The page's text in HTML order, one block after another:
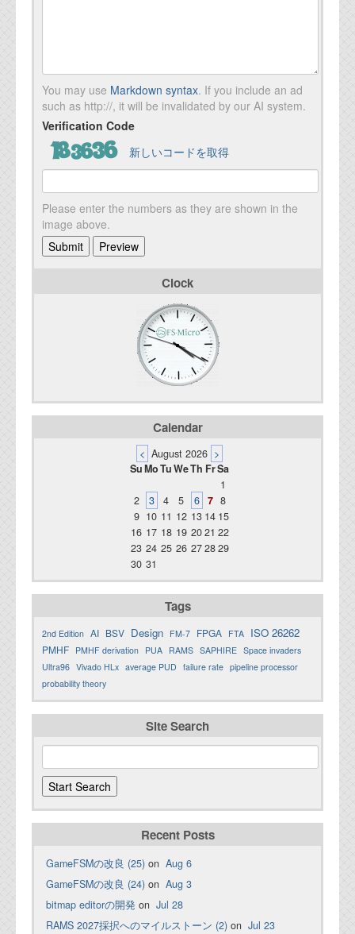
You may use Markdown syntax. If you include an ad
such as http://, it will be invalidated by our AI system.
Verification Code
新しいコードを取得
Please enter the numbers as they are shown in the
image above.
Clock
Calendar
< August 2026 >
SuMoTuWeTh FrSa
1
2
3 4 5 6 7 8
9 10 11 12 13 14 15
16 17 18 19 2021 22
23 24 25 26 272829
30 31
Tags
2nd Edition AI BSV Design FM-7 FPGA FTA ISO 26262
PMHF PMHF derivation PUA RAMS SAPHIRE Space invaders
Ultra96 Vivado HLx average PUD failure rate pipeline processor
probability theory
Site Search
Recent Posts
GameFSMの改良 (25) on Aug 6
GameFSMの改良 (24) on Aug 3
bitmap editorの開発 on Jul 28
RAMS 2027採択へのマイルストーン (2) on Jul 23